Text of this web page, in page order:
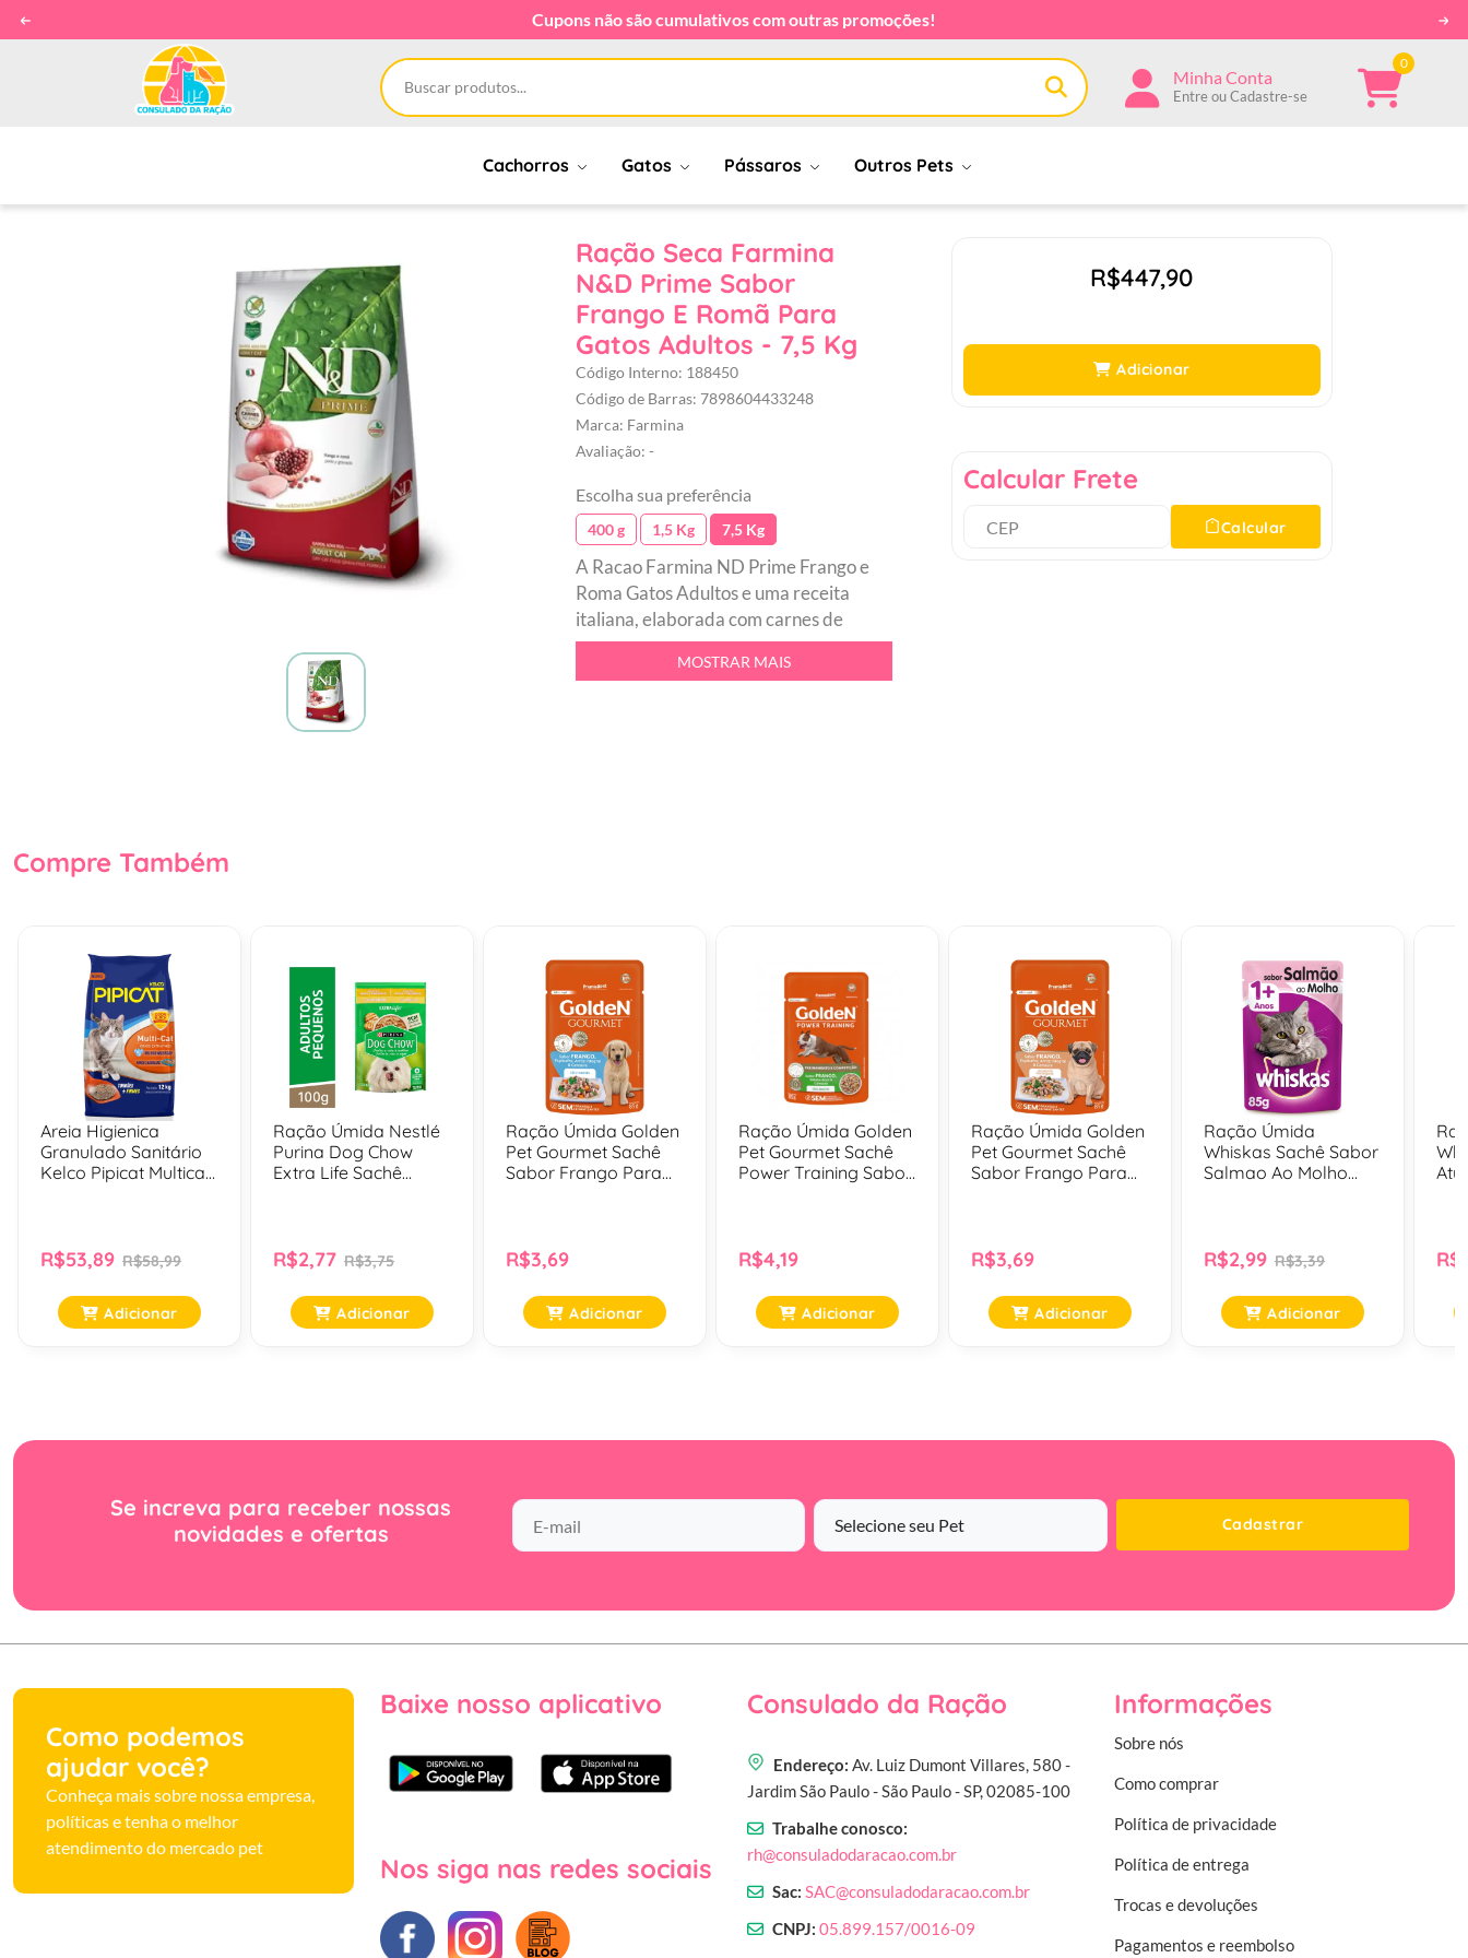
Cupons não são cumulativos com outras promoções!
Minha Conta
Entre ou Cadastre-se
0
Cachorros Gatos Pássaros Outros Pets
Ração Seca Farmina
N&D Prime Sabor
Frango E Romã Para
Gatos Adultos - 7,5 Kg
Código Interno: 188450
Código de Barras: 7898604433248
Marca: Farmina
Avaliação: -
Escolha sua preferência
400 g 1,5 Kg 7,5 Kg
A Racao Farmina ND Prime Frango e
Roma Gatos Adultos e uma receita
italiana, elaborada com carnes de
frango de altissima qualidade,
conservantes naturais, livre de cereais,
balanceada e proporciona uma
pelagem com mais brilho e maciez.br
MOSTRAR MAIS
R$447,90
Adicionar
Calcular Frete
Calcular
Compre Também
Areia Higienica
Granulado Sanitário
Kelco Pipicat Multicat
R$53,89 R$58,99
Adicionar
Ração Úmida Nestlé
Purina Dog Chow
Extra Life Sachê
Pequenas - 100 Gr
R$2,77 R$3,75
Adicionar
Ração Úmida Golden
Pet Gourmet Sachê
Sabor Frango Para
R$3,69
Adicionar
Ração Úmida Golden
Pet Gourmet Sachê
Power Training Sabor
R$4,19
Adicionar
Ração Úmida Golden
Pet Gourmet Sachê
Sabor Frango Para
R$3,69
Adicionar
Ração Úmida
Whiskas Sachê Sabor
Salmao Ao Molho
R$2,99 R$3,39
Adicionar
Se increva para receber nossas
novidades e ofertas
Cadastrar
Como podemos
ajudar você?
Conheça mais sobre nossa empresa,
políticas e tenha o melhor
atendimento do mercado pet
Baixe nosso aplicativo
Nos siga nas redes sociais
Consulado da Ração
Endereço: Av. Luiz Dumont Villares, 580 -
Jardim São Paulo - São Paulo - SP, 02085-100
Trabalhe conosco:
rh@consuladodaracao.com.br
Sac: SAC@consuladodaracao.com.br
CNPJ: 05.899.157/0016-09
Informações
Sobre nós
Como comprar
Política de privacidade
Política de entrega
Trocas e devoluções
Pagamentos e reembolso